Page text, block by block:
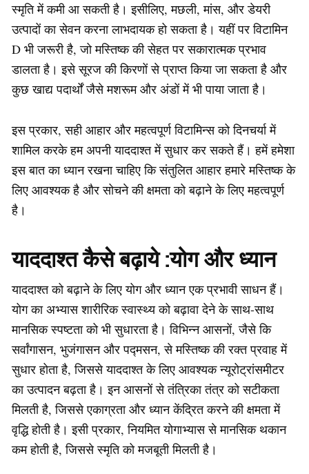
स्मृति में कमी आ सकती है। इसीलिए, मछली, मांस, और डेयरी
उत्पादों का सेवन करना लाभदायक हो सकता है। यहीं पर विटामिन
D भी जरूरी है, जो मस्तिष्क की सेहत पर सकारात्मक प्रभाव
डालता है। इसे सूरज की किरणों से प्राप्त किया जा सकता है और
कुछ खाद्य पदार्थों जैसे मशरूम और अंडों में भी पाया जाता है।
इस प्रकार, सही आहार और महत्वपूर्ण विटामिन्स को दिनचर्या में
शामिल करके हम अपनी याददाश्त में सुधार कर सकते हैं। हमें हमेशा
इस बात का ध्यान रखना चाहिए कि संतुलित आहार हमारे मस्तिष्क के
लिए आवश्यक है और सोचने की क्षमता को बढ़ाने के लिए महत्वपूर्ण
है।
याददाश्त कैसे बढ़ाये :योग और ध्यान
याददाश्त को बढ़ाने के लिए योग और ध्यान एक प्रभावी साधन हैं।
योग का अभ्यास शारीरिक स्वास्थ्य को बढ़ावा देने के साथ-साथ
मानसिक स्पष्टता को भी सुधारता है। विभिन्न आसनों, जैसे कि
सर्वांगासन, भुजंगासन और पद्मसन, से मस्तिष्क की रक्त प्रवाह में
सुधार होता है, जिससे याददाश्त के लिए आवश्यक न्यूरोट्रांसमीटर
का उत्पादन बढ़ता है। इन आसनों से तंत्रिका तंत्र को सटीकता
मिलती है, जिससे एकाग्रता और ध्यान केंद्रित करने की क्षमता में
वृद्धि होती है। इसी प्रकार, नियमित योगाभ्यास से मानसिक थकान
कम होती है, जिससे स्मृति को मजबूती मिलती है।